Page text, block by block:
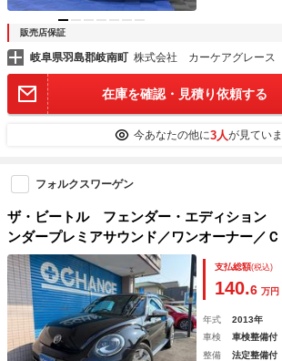
販売店保証
岐阜県羽島郡岐南町 株式会社 カーケアグレース
在庫を確認・見積り依頼する
今あなたの他に3人が見てい
フォルクスワーゲン
ザ・ビートル フェンダー・エディション
ンダープレミアサウンド／ワンオーナー／
Ｃ／ドラレコ／オートクルーズ／パドルシフ
１８ＡＷ純正／ＨＩＤヘッドライト／１年保
支払総額(税込)
140.6 万円
年式 2013年
車検
車検整備付
整備
法定整備付